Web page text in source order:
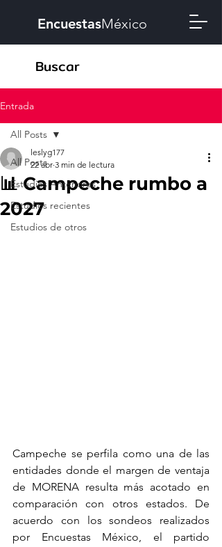
EncuestasMéxico
Entrada
All Posts
Estudios Anteriores
Estudios recientes
Estudios de otros
All Posts
📊 Campeche rumbo a
2027
leslyg177
22 abr 3 min de lectura
Campeche se perfila como una de las
entidades donde el margen de ventaja
de MORENA resulta más acotado en
comparación con otros estados. De
acuerdo con los sondeos realizados
por Encuestas México, el partido